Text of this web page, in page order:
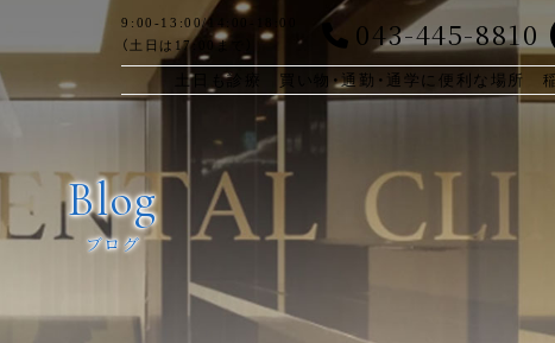
9:00-13:00/14:00-18:00
（土日は17:00まで）
043-445-8810
土日も診療 買い物・通勤・通学に便利な場所
Blog
ブログ